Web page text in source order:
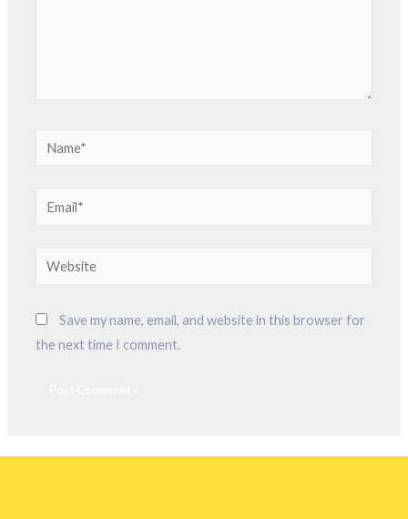
Save my name, email, and website in this browser for
the next time I comment.